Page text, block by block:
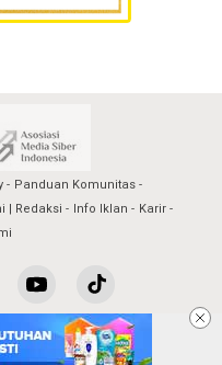
Panduan Komunitas
| Redaksi Info Iklan
Karir